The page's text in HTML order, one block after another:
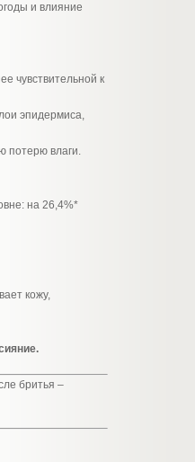
и влияние
чувствительной к
эпидермиса,
потерю влаги.
на 26,4%*
кожу,
бритья –